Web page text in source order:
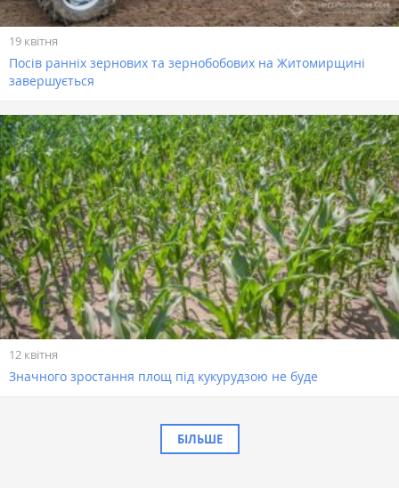
19 квітня
Посів ранніх зернових та зернобобових на Житомирщині
завершується
12 квітня
Значного зростання площ під кукурудзою не буде
БІЛЬШЕ